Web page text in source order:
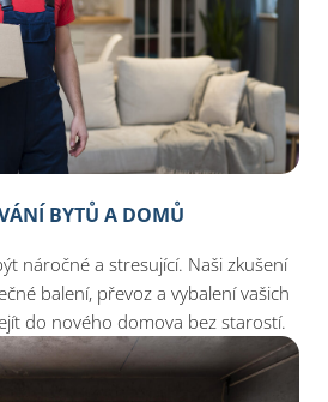
BYTŮ A DOMŮ
náročné a stresující. Naši zkušení
balení, převoz a vybalení vašich
do nového domova bez starostí.